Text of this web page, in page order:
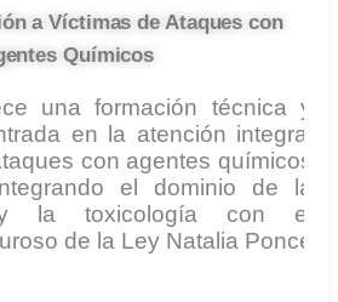
a Víctimas de Ataques con
Químicos
una formación técnica y
en la atención integral
con agentes químicos
el dominio de la
y la toxicología con el
de la Ley Natalia Ponce